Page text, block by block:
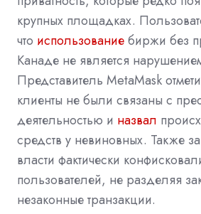
крупных площадках.
что использованиебиржи без
Канаде не является
Представитель MetaMask
клиенты не были связаны с
деятельностью и назвал
средств у невиновных. Также
власти фактически
пользователей, не разделяя
незаконные транзакции.